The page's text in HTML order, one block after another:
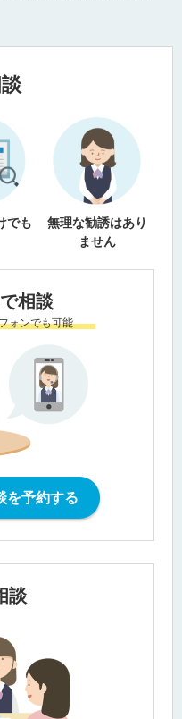
でも
無理な勧誘はあり
ません
相談
ォンでも可能
を予約する
談